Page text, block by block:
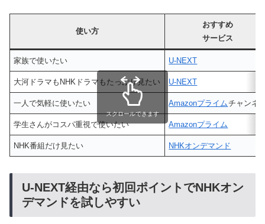
使い方
おすすめ
サービス
家族で使いたい U-NEXT
大河ドラマもNHKドラマもたっぷり見たい U-NEXT
一人で気軽に使いたい Amazonプライムチャンネ
学生さんがコスパ重視で使いたい Amazonプライム
NHK番組だけ見たい NHKオンデマンド
スクロールできます
U-NEXT経由なら初回ポイントでNHKオン
デマンドを試しやすい